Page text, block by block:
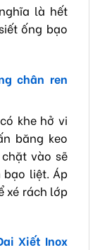
là hết
ống bạo
chân ren
khe hở vi
băng keo
vào sẽ
bạo liệt. Áp
xé rách lớp
Xiết Inox